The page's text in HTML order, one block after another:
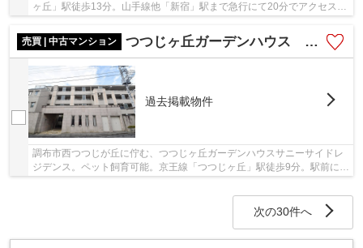
ヶ丘」駅徒歩13分。山手線他「新宿」駅まで急行にて20分でアクセス可
売買 | 中古マンション
つつじヶ丘ガーデンハウス サニーサイドレジデンス
過去掲載物件
調布市西つつじが丘に佇む、つつじヶ丘ガーデンハウスサニーサイドレ
ジデンス。ペット飼育可能。京王線「つつじヶ丘」駅徒歩9分。駅前にス
次の30件へ